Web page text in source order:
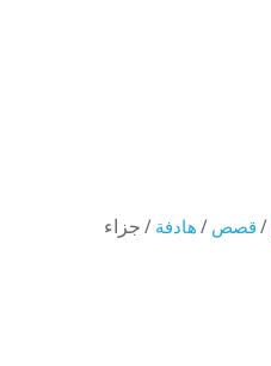
/ قصص / هادفة / جزاء